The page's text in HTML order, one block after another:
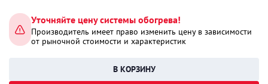
Уточняйте цену системы обогрева!
Производитель имеет право изменить цену в зависимости
от рыночной стоимости и характеристик